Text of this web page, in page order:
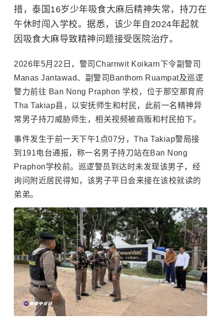
措，泰国16岁少年吸食大麻后精神失常，持刀在
午休时闯入学校。据悉，该少年自2024年起就
因吸食大麻导致精神问题接受医院治疗。
2026年5月22日，警司Charnwit Koikarn下令副警司
Manas Jantawad、副警司Banthom Ruampat及巡逻
警力前往 Ban Nong Praphon 学校，位于那空那育府
Tha Takiap县，以安抚师生和村民，此前一名精神异
常男子持刀威胁师生，相关视频被商贩和村民拍下。
事件发生于前一天下午1点07分，Tha Takiap警局接
到191电台通报，称一名男子持刀站在Ban Nong
Praphon学校前。巡逻警员到达时未发现该男子，经
询问附近居民得知，该男子平日会来接在该校就读的
弟弟。